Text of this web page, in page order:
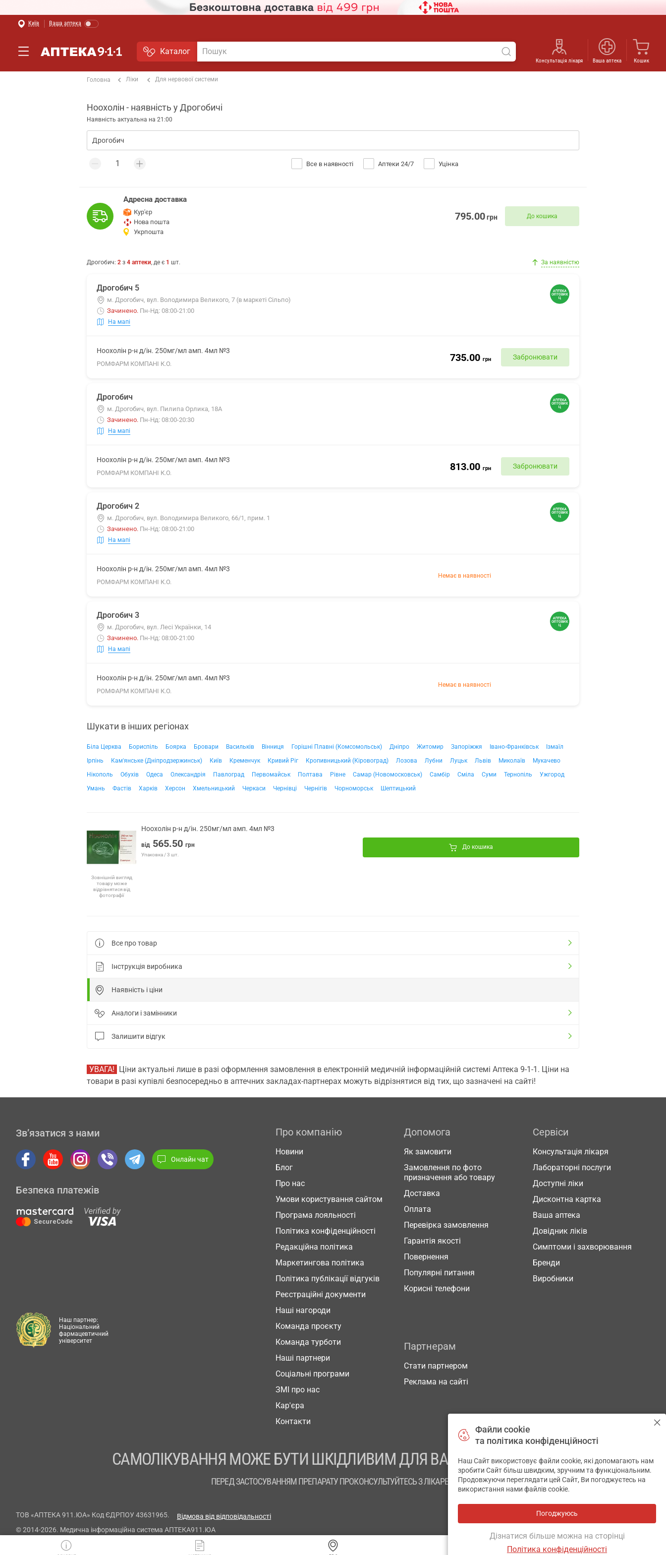
Київ Ваша аптека
Каталог
Консультація лікаря Ваша аптека Кошик
Головна Ліки Для нервової системи
Ноохолін - наявність у Дрогобичі
Наявність актуальна на 21:00
Все в наявності Аптеки 24/7 Уцінка
Адресна доставка
Кур'єр
Нова пошта
Укрпошта
795.00грн До кошика
Дрогобич: 2 з 4 аптеки, де є 1 шт. За наявністю
Дрогобич 5
м. Дрогобич, вул. Володимира Великого, 7 (в маркеті Сільпо)
Зачинено. Пн-Нд: 08:00-21:00
На мапі
Ноохолін р-н д/ін. 250мг/мл амп. 4мл №3
РОМФАРМ КОМПАНІ К.О.
735.00 грн Забронювати
Дрогобич
м. Дрогобич, вул. Пилипа Орлика, 18А
Зачинено. Пн-Нд: 08:00-20:30
На мапі
Ноохолін р-н д/ін. 250мг/мл амп. 4мл №3
РОМФАРМ КОМПАНІ К.О.
813.00 грн Забронювати
Дрогобич 2
м. Дрогобич, вул. Володимира Великого, 66/1, прим. 1
Зачинено. Пн-Нд: 08:00-21:00
На мапі
Ноохолін р-н д/ін. 250мг/мл амп. 4мл №3
РОМФАРМ КОМПАНІ К.О.
Немає в наявності
Дрогобич 3
м. Дрогобич, вул. Лесі Українки, 14
Зачинено. Пн-Нд: 08:00-21:00
На мапі
Ноохолін р-н д/ін. 250мг/мл амп. 4мл №3
РОМФАРМ КОМПАНІ К.О.
Немає в наявності
Шукати в інших регіонах
Біла Церква Бориспіль Боярка Бровари Васильків Вінниця Горішні Плавні (Комсомольськ) Дніпро Житомир Запоріжжя Івано-Франківськ
Ізмаїл
Ірпінь
Кам'янське (Дніпродзержинськ) Київ Кременчук Кривий Ріг Кропивницький (Кіровоград) Лозова Лубни Луцьк Львів Миколаїв
Мукачево
Нікополь
Обухів Одеса Олександрія Павлоград Первомайськ Полтава Рівне Самар (Новомосковськ) Самбір Сміла Суми Тернопіль
Ужгород
Умань
Фастів Харків Херсон Хмельницький Черкаси Чернівці Чернігів Чорноморськ Шептицький
Зовнішній вигляд
товару може
відрізнятися від
фотографії
Ноохолін р-н д/ін. 250мг/мл амп. 4мл №3
від 565.50 грн
Упаковка / 3 шт.
До кошика
Все про товар
Інструкція виробника
Наявність і ціни
Аналоги і замінники
Залишити відгук
УВАГА! Ціни актуальні лише в разі оформлення замовлення в електронній медичній інформаційній системі Аптека 9-1-1. Ціни на
товари в разі купівлі безпосередньо в аптечних закладах-партнерах можуть відрізнятися від тих, що зазначені на сайті!
Зв’язатися з нами
Онлайн чат
Безпека платежів
Про компанію
Новини
Блог
Про нас
Умови користування сайтом
Програма лояльності
Політика конфіденційності
Редакційна політика
Маркетингова політика
Політика публікації відгуків
Реєстраційні документи
Наші нагороди
Команда проєкту
Команда турботи
Наші партнери
Соціальні програми
ЗМІ про нас
Кар'єра
Контакти
Допомога
Як замовити
Замовлення по фото
призначення або товару
Доставка
Оплата
Перевірка замовлення
Гарантія якості
Повернення
Популярні питання
Корисні телефони
Сервіси
Консультація лікаря
Лабораторні послуги
Доступні ліки
Дисконтна картка
Ваша аптека
Довідник ліків
Симптоми і захворювання
Бренди
Виробники
Партнерам
Стати партнером
Реклама на сайті
Наш партнер:
Національний
фармацевтичний
університет
САМОЛІКУВАННЯ МОЖЕ БУТИ ШКІДЛИВИМ ДЛЯ ВАШОГО ЗДОРОВ’Я
ПЕРЕД ЗАСТОСУВАННЯМ ПРЕПАРАТУ ПРОКОНСУЛЬТУЙТЕСЬ З ЛІКАРЕМ
ТОВ «АПТЕКА 911.ЮА» Код ЄДРПОУ 43631965.
Відмова від відповідальності
© 2014-2026. Медична інформаційна система АПТЕКА911.ЮА
Файли cookie
та політика конфіденційності
Наш Сайт використовує файли cookie, які допомагають нам
зробити Сайт більш швидким, зручним та функціональним.
Продовжуючи переглядати цей Сайт, Ви погоджуєтесь на
використання нами файлів cookie.
Погоджуюсь
Дізнатися більше можна на сторінці
Політика конфіденційності
✕